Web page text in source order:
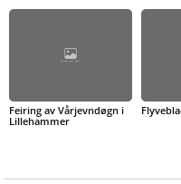
Feiring av Vårjevndøgn i
Lillehammer